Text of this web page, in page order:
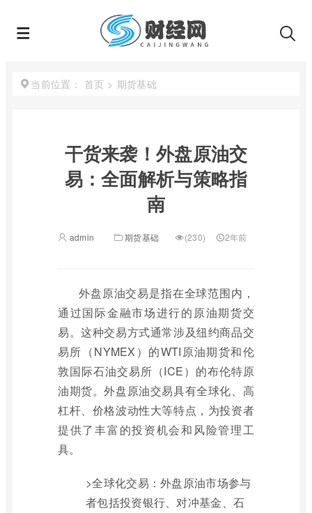
当前位置： 首页 > 期货基础
干货来袭！外盘原油交
易：全面解析与策略指
南
admin 期货基础 (230) 2年前
外盘原油交易是指在全球范围内，
通过国际金融市场进行的原油期货交
易。这种交易方式通常涉及纽约商品交
易所（NYMEX）的WTI原油期货和伦
敦国际石油交易所（ICE）的布伦特原
油期货。外盘原油交易具有全球化、高
杠杆、价格波动性大等特点，为投资者
提供了丰富的投资机会和风险管理工
具。
>全球化交易：外盘原油市场参与
者包括投资银行、对冲基金、石